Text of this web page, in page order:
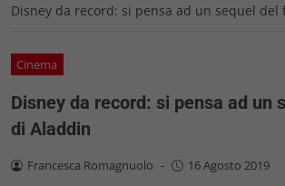
Disney da record: si pensa ad un sequel
Cinema
Disney da record: si pensa ad un
di Aladdin
Francesca Romagnuolo - 16 Agosto 2019